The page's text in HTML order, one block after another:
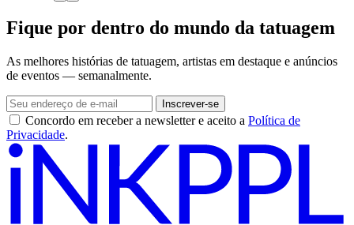
Fique por dentro do mundo da tatuagem
As melhores histórias de tatuagem, artistas em destaque e anúncios
de eventos — semanalmente.
Inscrever-se
Concordo em receber a newsletter e aceito a Política de
Privacidade.